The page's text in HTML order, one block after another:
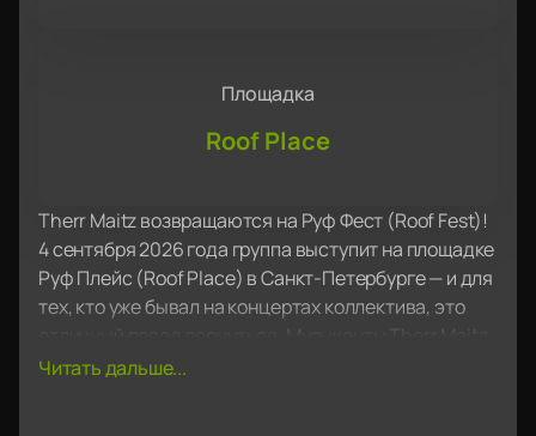
Площадка
Roof Place
Therr Maitz возвращаются на Руф Фест (Roof Fest)!
4 сентября 2026 года группа выступит на площадке
Руф Плейс (Roof Place) в Санкт-Петербурге — и для
тех, кто уже бывал на концертах коллектива, это
отличный повод вернуться. Музыканты Therr Maitz
никогда не повторяют одну и ту же программу:
Читать дальше...